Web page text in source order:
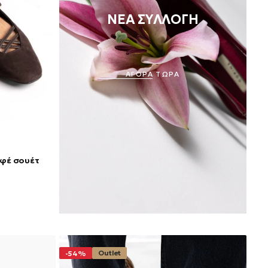
σουέτ
ΝΕΑ ΣΥΛΛΟΓΗ
ΑΓΟΡΑ ΤΩΡΑ
-54% Outlet